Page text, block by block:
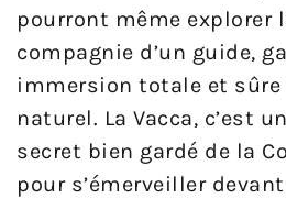
pourront même explorer
compagnie d’un guide,
immersion totale et sûre
naturel. La Vacca, c’est
secret bien gardé de la
pour s’émerveiller